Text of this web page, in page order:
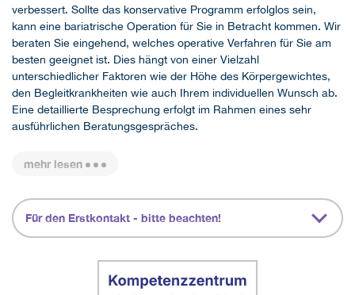
verbessert. Sollte das konservative Programm erfolglos sein,
kann eine bariatrische Operation für Sie in Betracht kommen. Wir
beraten Sie eingehend, welches operative Verfahren für Sie am
besten geeignet ist. Dies hängt von einer Vielzahl
unterschiedlicher Faktoren wie der Höhe des Körpergewichtes,
den Begleitkrankheiten wie auch Ihrem individuellen Wunsch ab.
Eine detaillierte Besprechung erfolgt im Rahmen eines sehr
ausführlichen Beratungsgespräches.
mehr lesen
Für den Erstkontakt - bitte beachten!